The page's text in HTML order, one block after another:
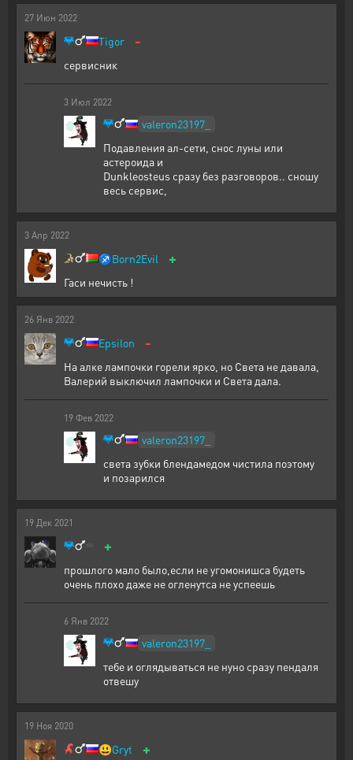
27 Июн 2022
Tigor -
сервисник
3 Июл 2022
valeron23197_
Подавления ал-сети, снос луны или
астероида и
Dunkleosteus сразу без разговоров.. сношу
весь сервис,
3 Апр 2022
♐Born2Evil +
Гаси нечисть !
26 Янв 2022
Epsilon -
На алке лампочки горели ярко, но Света не давала,
Валерий выключил лампочки и Света дала.
19 Фев 2022
valeron23197_
света зубки блендамедом чистила поэтому
и позарился
19 Дек 2021
+
прошлого мало было,если не угомонишса будеть
очень плохо даже не огленутса не успеешь
6 Янв 2022
valeron23197_
тебе и оглядываться не нуно сразу пендаля
отвешу
19 Ноя 2020
😃Gryt +